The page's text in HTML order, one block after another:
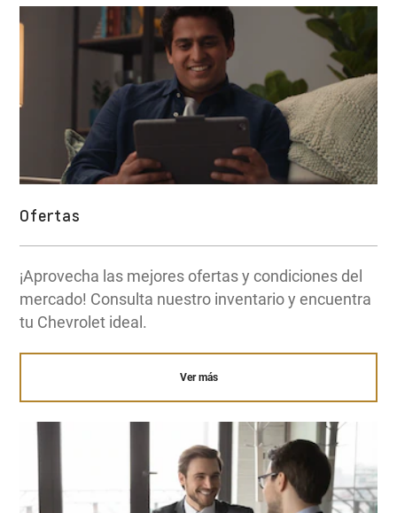
Ofertas
¡Aprovecha las mejores ofertas y condiciones del
mercado! Consulta nuestro inventario y encuentra
tu Chevrolet ideal.
Ver más